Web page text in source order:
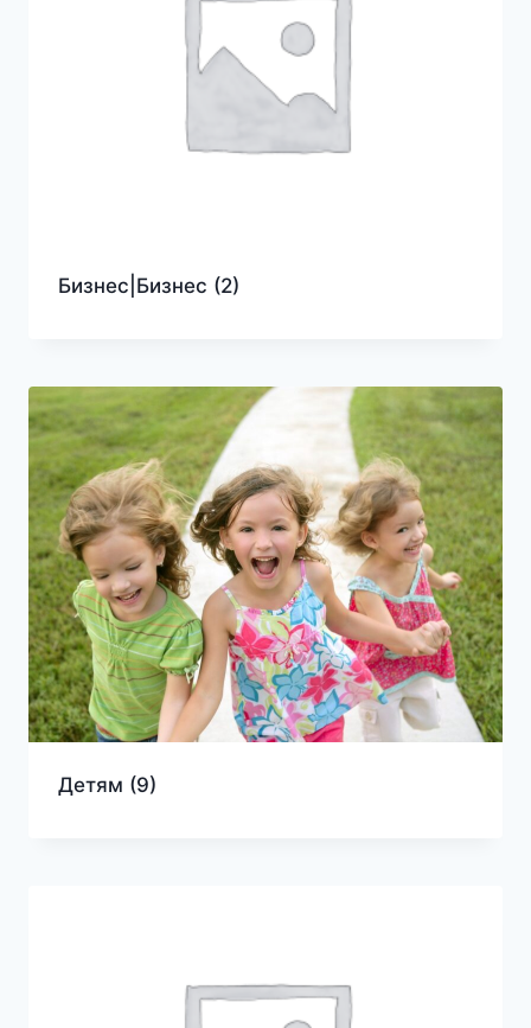
Бизнес|Бизнес (2)
Детям (9)